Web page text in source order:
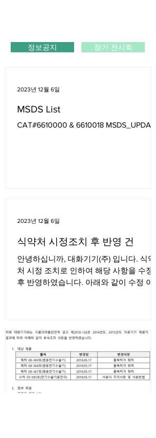
정보공지 참가 전시회
MSDS List
CAT#6610000 & 6610018 MSDS_UPDATE
2023년 12월 6일
식약처 시정조치 후 반영 건
안녕하십니까, 대화기기(주) 입니다. 식약
처 시정 조치로 인하여 해당 사항을 수정
후 반영하였습니다. 아래와 같이 수정 이
2023년 12월 6일